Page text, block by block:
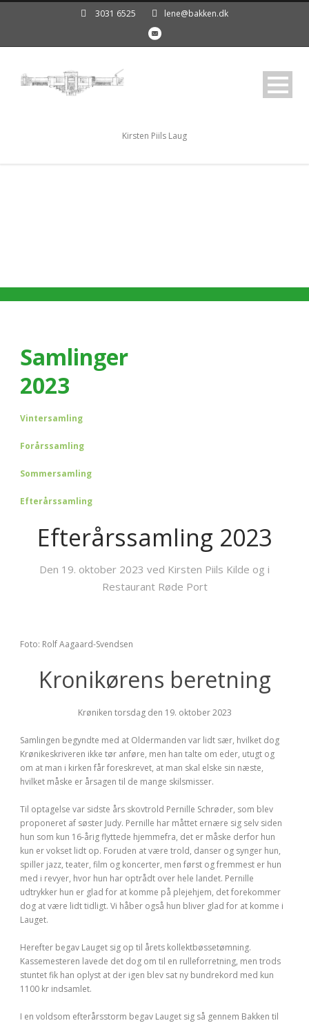
3031 6525 lene@bakken.dk
Kirsten Piils Laug
Samlinger
2023
Vintersamling
Forårssamling
Sommersamling
Efterårssamling
Efterårssamling 2023
Den 19. oktober 2023 ved Kirsten Piils Kilde og i
Restaurant Røde Port
Foto: Rolf Aagaard-Svendsen
Kronikørens beretning
Krøniken torsdag den 19. oktober 2023
Samlingen begyndte med at Oldermanden var lidt sær, hvilket dog
Krønikeskriveren ikke tør anføre, men han talte om eder, utugt og
om at man i kirken får foreskrevet, at man skal elske sin næste,
hvilket måske er årsagen til de mange skilsmisser.
Til optagelse var sidste års skovtrold Pernille Schrøder, som blev
proponeret af søster Judy. Pernille har måttet ernære sig selv siden
hun som kun 16-årig flyttede hjemmefra, det er måske derfor hun
kun er vokset lidt op. Foruden at være trold, danser og synger hun,
spiller jazz, teater, film og koncerter, men først og fremmest er hun
med i revyer, hvor hun har optrådt over hele landet. Pernille
udtrykker hun er glad for at komme på plejehjem, det forekommer
dog at være lidt tidligt. Vi håber også hun bliver glad for at komme i
Lauget.
Herefter begav Lauget sig op til årets kollektbøssetømning.
Kassemesteren lavede det dog om til en rulleforretning, men trods
stuntet fik han oplyst at der igen blev sat ny bundrekord med kun
1100 kr indsamlet.
I en voldsom efterårsstorm begav Lauget sig så gennem Bakken til